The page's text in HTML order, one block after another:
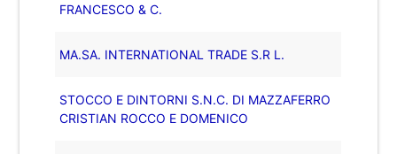
FRANCESCO & C.
MA.SA. INTERNATIONAL TRADE S.R L.
STOCCO E DINTORNI S.N.C. DI MAZZAFERRO
CRISTIAN ROCCO E DOMENICO